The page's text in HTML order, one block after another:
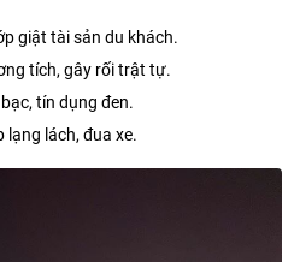
giật tài sản du khách.
tích, gây rối trật tự.
tín dụng đen.
lạng lách, đua xe.